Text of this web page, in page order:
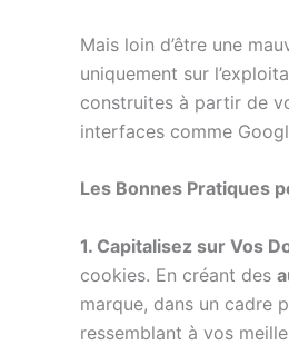
Mais loin d’être une
uniquement sur
construites à partir de
interfaces comme
Les Bonnes Pratiques
1. Capitalisez sur Vos
cookies. En créant des
marque, dans un cadre
ressemblant à vos